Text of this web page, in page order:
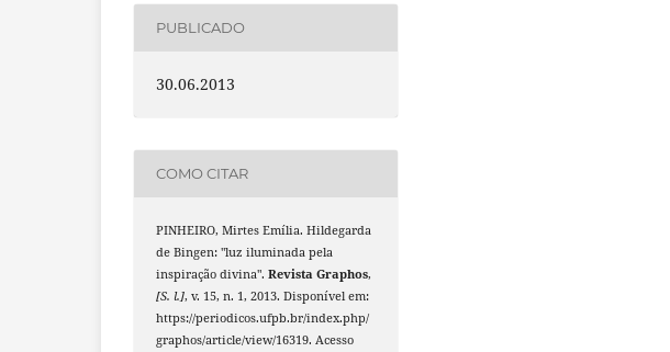
PUBLICADO
30.06.2013
COMO CITAR
PINHEIRO, Mirtes Emília. Hildegarda
de Bingen: "luz iluminada pela
inspiração divina".Revista Graphos,
[S. l.], v. 15, n. 1, 2013. Disponível em:
https://periodicos.ufpb.br/index.php/
graphos/article/view/16319. Acesso